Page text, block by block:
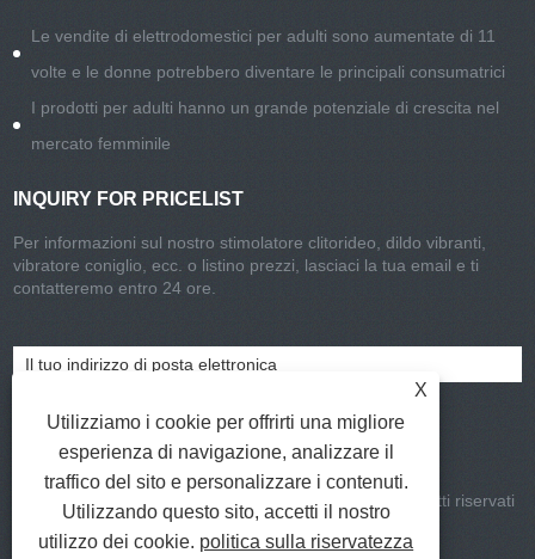
Le vendite di elettrodomestici per adulti sono aumentate di 11
volte e le donne potrebbero diventare le principali consumatrici
I prodotti per adulti hanno un grande potenziale di crescita nel
mercato femminile
INQUIRY FOR PRICELIST
Per informazioni sul nostro stimolatore clitorideo, dildo vibranti,
vibratore coniglio, ecc. o listino prezzi, lasciaci la tua email e ti
contatteremo entro 24 ore.
Copyright © 2021-2022 CHISA Group Limited Tutti i diritti riservati
Collegamenti
|Sitemap|RSS|XML
X
Utilizziamo i cookie per offrirti una migliore
esperienza di navigazione, analizzare il
traffico del sito e personalizzare i contenuti.
Utilizzando questo sito, accetti il ​​nostro
utilizzo dei cookie. politica sulla riservatezza